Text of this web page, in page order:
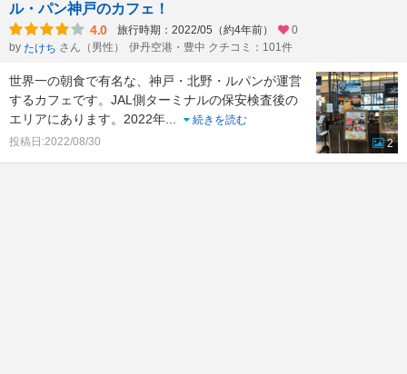
ル・パン神戸のカフェ！
4.0 旅行時期：2022/05（約4年前）
0
by たけち さん（男性） 伊丹空港・豊中 クチコミ：101件
世界一の朝食で有名な、神戸・北野・ルパンが運営
するカフェです。JAL側ターミナルの保安検査後の
エリアにあります。2022年
続きを読む
投稿日:2022/08/30
2